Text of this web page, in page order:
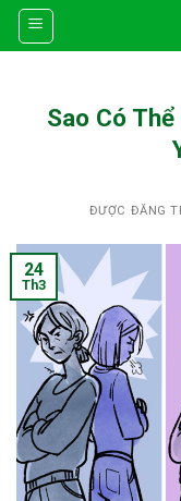
Skip
Sao Có
ĐƯỢC ĐĂNG
24
Th3